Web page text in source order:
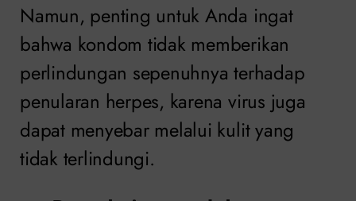
Namun, penting untuk Anda ingat
bahwa kondom tidak memberikan
perlindungan sepenuhnya terhadap
penularan herpes, karena virus juga
dapat menyebar melalui kulit yang
tidak terlindungi.